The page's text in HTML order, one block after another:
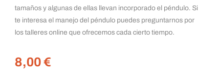
tamaños y algunas de ellas llevan incorporado el péndulo. Si
te interesa el manejo del péndulo puedes preguntarnos por
los talleres online que ofrecemos cada cierto tiempo.
8,00€